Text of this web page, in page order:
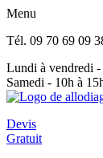
Menu
Tél. 09 70 69 09
Lundi à vendredi -
Samedi - 10h à
Devis
Gratuit